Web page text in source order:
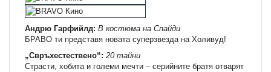
Андрю Гарфийлд: В костюма на Спайди
БРАВО ти представя новата суперзвезда на Холивуд!
„Свръхестествено“: 20 тайни
Страсти, хобита и големи мечти – серийните братя отварят